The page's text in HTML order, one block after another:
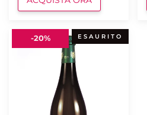
Trebbiano
2019
ESAURITO
-20%